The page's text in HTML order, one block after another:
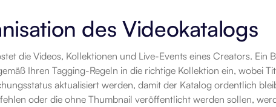
des Videokatalogs
die Videos, Kollektionen und Live-Events eines Creators. Ein
Ihren Tagging-Regeln in die richtige Kollektion ein, wobei
aktualisiert werden, damit der Katalog ordentlich
oder die ohne Thumbnail veröffentlicht werden sollen,